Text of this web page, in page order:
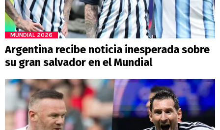
MUNDIAL 2026
Argentina recibe noticia inesperada sobre
su gran salvador en el Mundial